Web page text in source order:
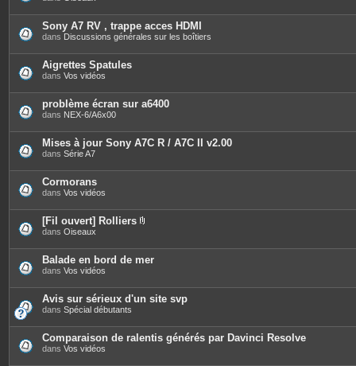
t
è
c
e
s
j
t
e
s
Sony A7 RV , trappe acces HDMI
dans Discussions générales sur les boîtiers
Aigrettes Spatules
dans Vos vidéos
problème écran sur a6400
dans NEX-6/A6x00
Mises à jour Sony A7C R / A7C II v2.00
dans Série A7
Cormorans
dans Vos vidéos
[Fil ouvert] Rolliers
è
c
j
o
i
t
e
s
dans Oiseaux
Balade en bord de mer
dans Vos vidéos
Avis sur sérieux d'un site svp
dans Spécial débutants
Comparaison de ralentis générés par Davinci Resolve
dans Vos vidéos